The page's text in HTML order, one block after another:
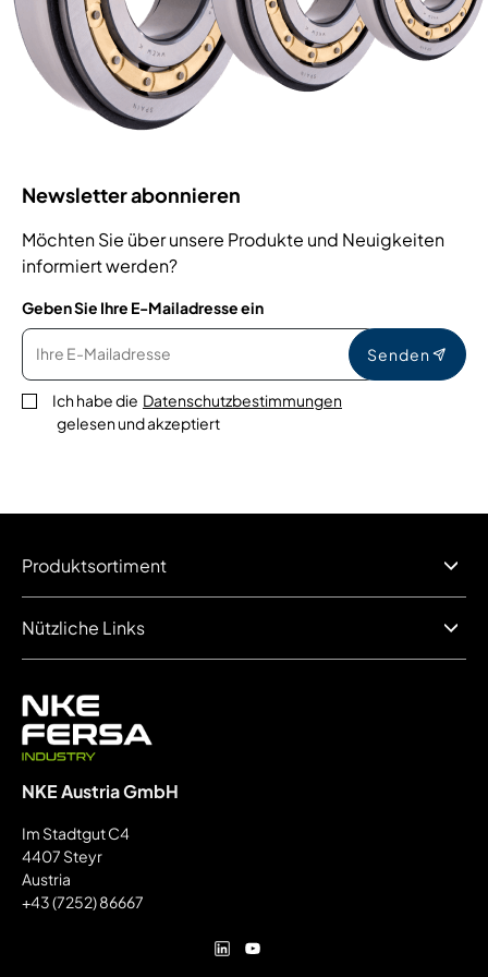
Newsletter abonnieren
Möchten Sie über unsere Produkte und Neuigkeiten
informiert werden?
Geben Sie Ihre E-Mailadresse ein
Senden
Ich habe die Datenschutzbestimmungen
gelesen und akzeptiert
NKE Austria GmbH
Im Stadtgut C4
4407 Steyr
Austria
+43 (7252) 86667
Produktsortiment
Nützliche Links